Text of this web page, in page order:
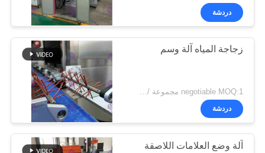
دردشة
زجاجة المياه آلة وسم
negotiable MOQ:1 مجموعة / جهاز كمبيوتر شخصى ل زجاجة المياه آلة وسم
دردشة
آلة وضع العلامات اللاصقة